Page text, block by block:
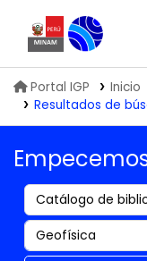
Portal IGP Inicio
Resultados de